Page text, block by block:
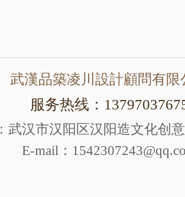
武漢品築凌川設計顧問有限
服务热线：
武汉市汉阳区汉阳造文化创
E-mail：